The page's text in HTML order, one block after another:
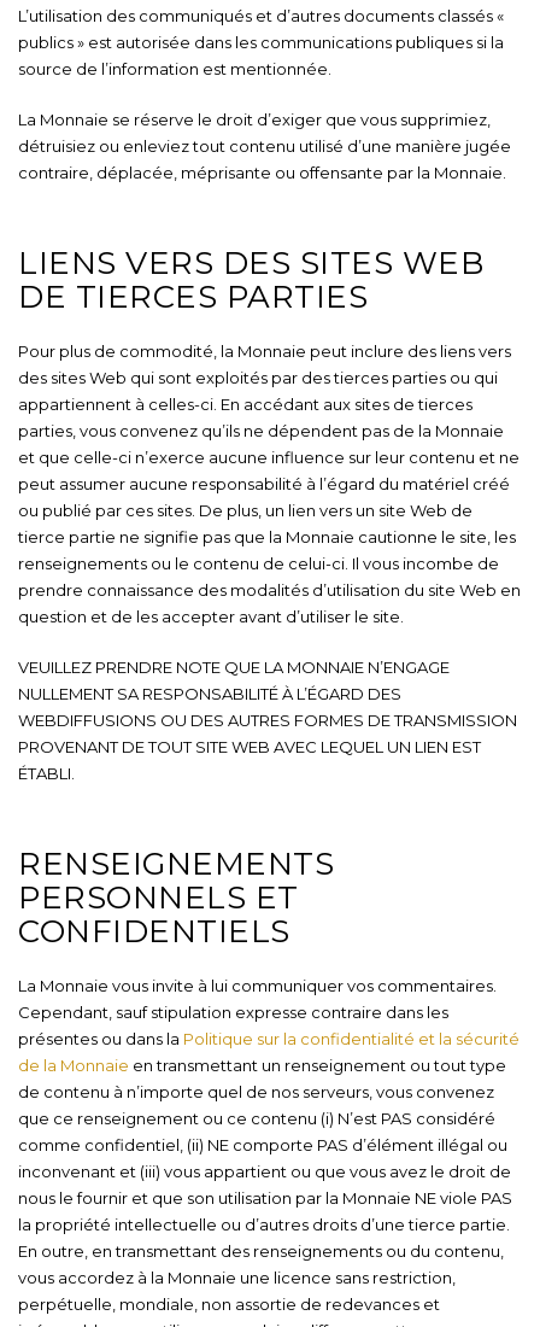
L’utilisation des communiqués et d’autres documents classés «
publics » est autorisée dans les communications publiques si la
source de l’information est mentionnée.
La Monnaie se réserve le droit d’exiger que vous supprimiez,
détruisiez ou enleviez tout contenu utilisé d’une manière jugée
contraire, déplacée, méprisante ou offensante par la Monnaie.
LIENS VERS DES SITES WEB
DE TIERCES PARTIES
Pour plus de commodité, la Monnaie peut inclure des liens vers
des sites Web qui sont exploités par des tierces parties ou qui
appartiennent à celles-ci. En accédant aux sites de tierces
parties, vous convenez qu’ils ne dépendent pas de la Monnaie
et que celle-ci n’exerce aucune influence sur leur contenu et ne
peut assumer aucune responsabilité à l’égard du matériel créé
ou publié par ces sites. De plus, un lien vers un site Web de
tierce partie ne signifie pas que la Monnaie cautionne le site, les
renseignements ou le contenu de celui-ci. Il vous incombe de
prendre connaissance des modalités d’utilisation du site Web en
question et de les accepter avant d’utiliser le site.
VEUILLEZ PRENDRE NOTE QUE LA MONNAIE N’ENGAGE
NULLEMENT SA RESPONSABILITÉ À L’ÉGARD DES
WEBDIFFUSIONS OU DES AUTRES FORMES DE TRANSMISSION
PROVENANT DE TOUT SITE WEB AVEC LEQUEL UN LIEN EST
ÉTABLI.
RENSEIGNEMENTS
PERSONNELS ET
CONFIDENTIELS
La Monnaie vous invite à lui communiquer vos commentaires.
Cependant, sauf stipulation expresse contraire dans les
présentes ou dans la Politique sur la confidentialité et la sécurité
de la Monnaie en transmettant un renseignement ou tout type
de contenu à n’importe quel de nos serveurs, vous convenez
que ce renseignement ou ce contenu (i) N’est PAS considéré
comme confidentiel, (ii) NE comporte PAS d’élément illégal ou
inconvenant et (iii) vous appartient ou que vous avez le droit de
nous le fournir et que son utilisation par la Monnaie NE viole PAS
la propriété intellectuelle ou d’autres droits d’une tierce partie.
En outre, en transmettant des renseignements ou du contenu,
vous accordez à la Monnaie une licence sans restriction,
perpétuelle, mondiale, non assortie de redevances et